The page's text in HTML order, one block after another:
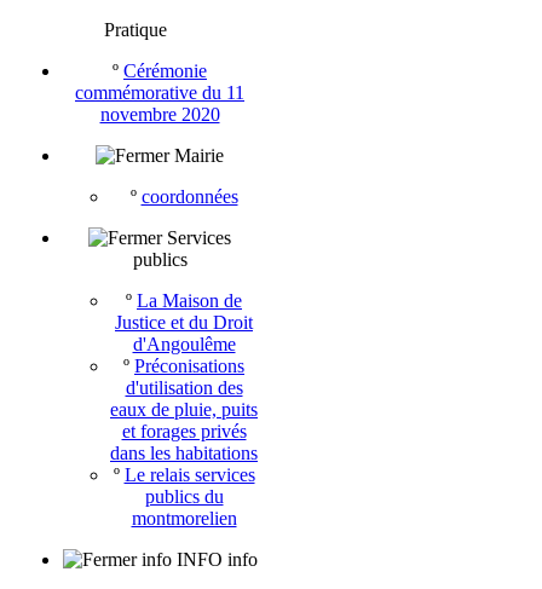
Pratique
º Cérémonie
commémorative du 11
novembre 2020
Mairie
º coordonnées
Services
publics
º La Maison de
Justice et du Droit
d'Angoulême
º Préconisations
d'utilisation des
eaux de pluie, puits
et forages privés
dans les habitations
º Le relais services
publics du
montmorelien
info INFO info